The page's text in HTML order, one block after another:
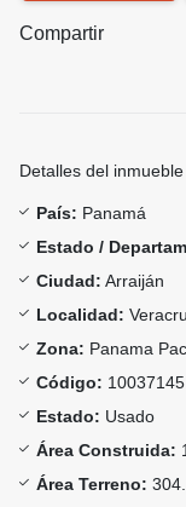
Compartir
Detalles del inmueble
País: Panamá
Estado /
Ciudad: Arraiján
Localidad:
Zona: Panama
Código: 10037145
Estado: Usado
Área Construida:
Área Terreno: